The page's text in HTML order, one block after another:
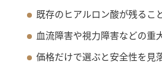
既存のヒアルロン酸が残るこ
血流障害や視力障害などの重
価格だけで選ぶと安全性を見